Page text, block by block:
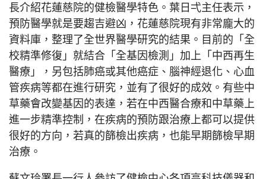
長介紹花蓮慈院的健檢醫學特色。葉日弌主任表示，
預防醫學就是要趨吉避凶，花蓮慈院現有非常龐大的
資料庫，整理了全世界醫學研究的結果。目前的「全
校精準修復」就結合「全基因檢測」加上「中西再生
醫療」，另包括肺癌或其他癌症、腦神經退化、心血
管疾病等都在進行研究，並有了很好的成效。有些中
草藥會改變基因的表達，若在中西醫合療和中草藥上
進一步精準控制，在疾病的預防跟治療上都可以提供
很好的方向，若真的篩檢出疾病，也能早期篩檢早期
治療。